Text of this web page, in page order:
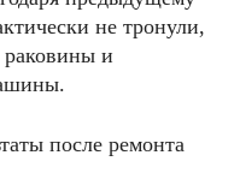
не тронули,
и